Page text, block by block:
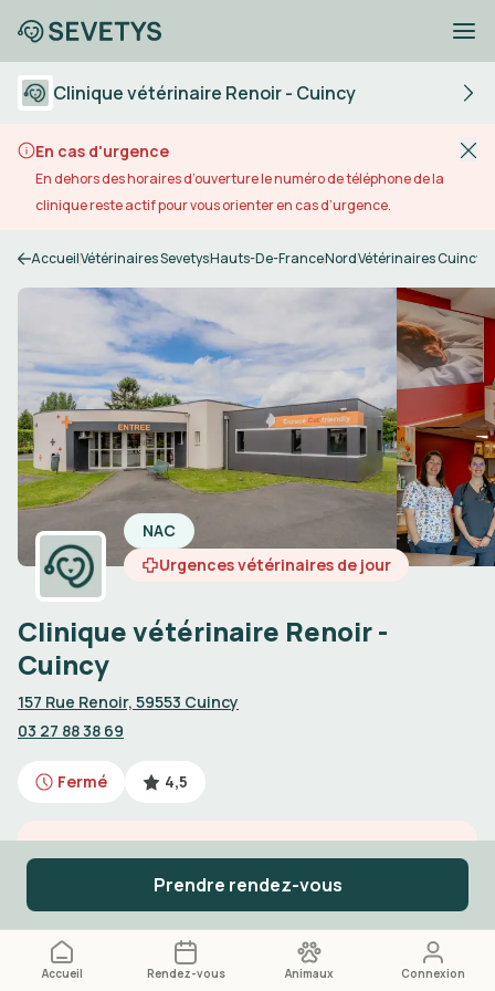
Accueil Rendez-vous Animaux Connexion
Clinique vétérinaire Renoir - Cuincy
En cas d'urgence
En dehors des horaires d’ouverture le numéro de téléphone de la
clinique reste actif pour vous orienter en cas d’urgence.
AccueilVétérinaires SevetysHauts-De-FranceNordVétérinaires Cuincy
Urgences vétérinaires de jour
NAC
Clinique vétérinaire Renoir -
Cuincy
157 Rue Renoir, 59553 Cuincy
03 27 88 38 69
Fermé 4,5
Urgences vétérinaires de jour
Prendre rendez-vous